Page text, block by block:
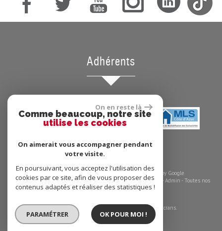
Adhérents
© 2026 | Tous droits réservés | Traduction powered by Google
Plan du site -Mentions légales -Barème des honoraires -Liens - Admin - Toutes nos
annonces
un seul site adaptable à tous les types d'écrans.
On en reste là
Comme beaucoup, notre site
utilise les cookies
On aimerait vous accompagner pendant
votre visite.
En poursuivant, vous acceptez l'utilisation des
cookies par ce site, afin de vous proposer des
contenus adaptés et réaliser des statistiques !
PARAMÉTRER OK POUR MOI !